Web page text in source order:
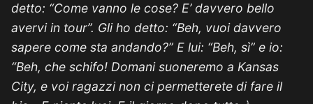
detto: “Come vanno le cose? E’ davvero bello
avervi in tour”. Gli ho detto: “Beh, vuoi davvero
sapere come sta andando?” E lui: “Beh, sì” e io:
“Beh, che schifo! Domani suoneremo a Kansas
City, e voi ragazzi non ci permetterete di fare il